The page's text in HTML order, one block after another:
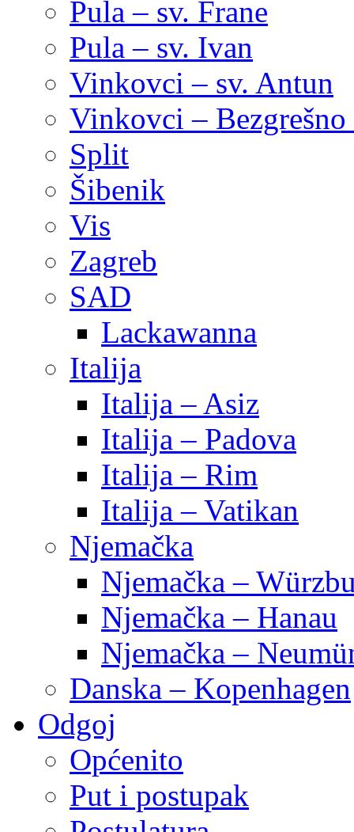
Pula – sv. Frane
Pula – sv. Ivan
Vinkovci – sv. Antun
Vinkovci –
Split
Šibenik
Vis
Zagreb
SAD
Lackawanna
Italija
Italija – Asiz
Italija – Padova
Italija – Rim
Italija – Vatikan
Njemačka
Njemačka –
Njemačka – Hanau
Njemačka –
Danska – Kopenhagen
Odgoj
Općenito
Put i postupak